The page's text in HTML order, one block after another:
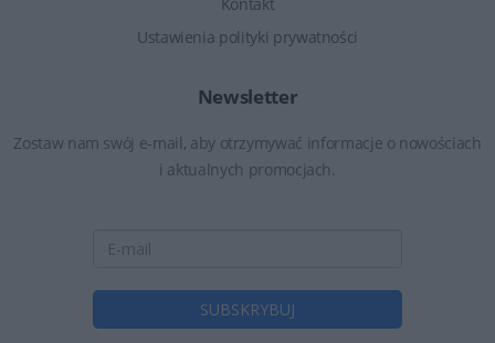
Ustawienia polityki prywatności
Newsletter
Zostaw nam swój e-mail, aby otrzymywać informacje o nowościach
i aktualnych promocjach.